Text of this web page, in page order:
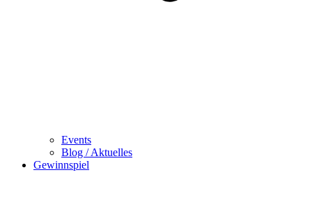
Events
Blog / Aktuelles
Gewinnspiel